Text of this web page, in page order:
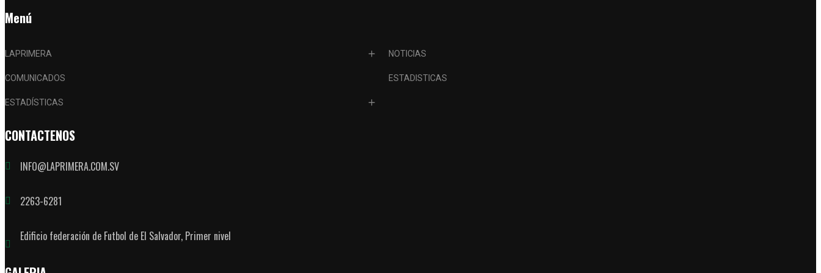
Menú
LAPRIMERA NOTICIAS
COMUNICADOS ESTADISTICAS
ESTADÍSTICAS
CONTACTENOS
INFO@LAPRIMERA.COM.SV
2263-6281
Edificio federación de Futbol de El Salvador, Primer nivel